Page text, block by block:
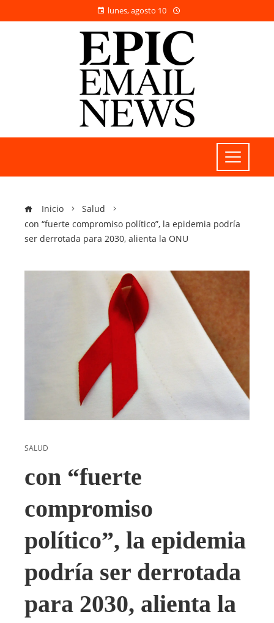
lunes, agosto 10
Inicio
Salud
con “fuerte compromiso político”, la epidemia podría
ser derrotada para 2030, alienta la ONU
SALUD
con “fuerte
compromiso
político”, la epidemia
podría ser derrotada
para 2030, alienta la